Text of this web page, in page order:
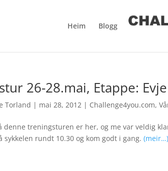
Heim Blogg
26-28.mai, Etappe:
Torland | mai 28, 2012| Challenge4you.com,
denne treningsturen er her, og me var veldig
sykkelen rundt 10.30 og kom godt i gang. (meir…)